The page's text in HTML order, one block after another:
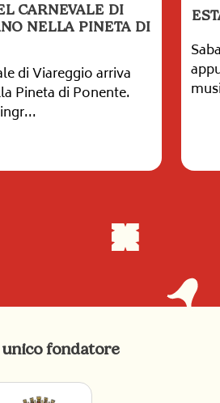
CARNEVALE DI
NELLA PINETA DI
di Viareggio arriva
Pineta di Ponente.
unico fondatore